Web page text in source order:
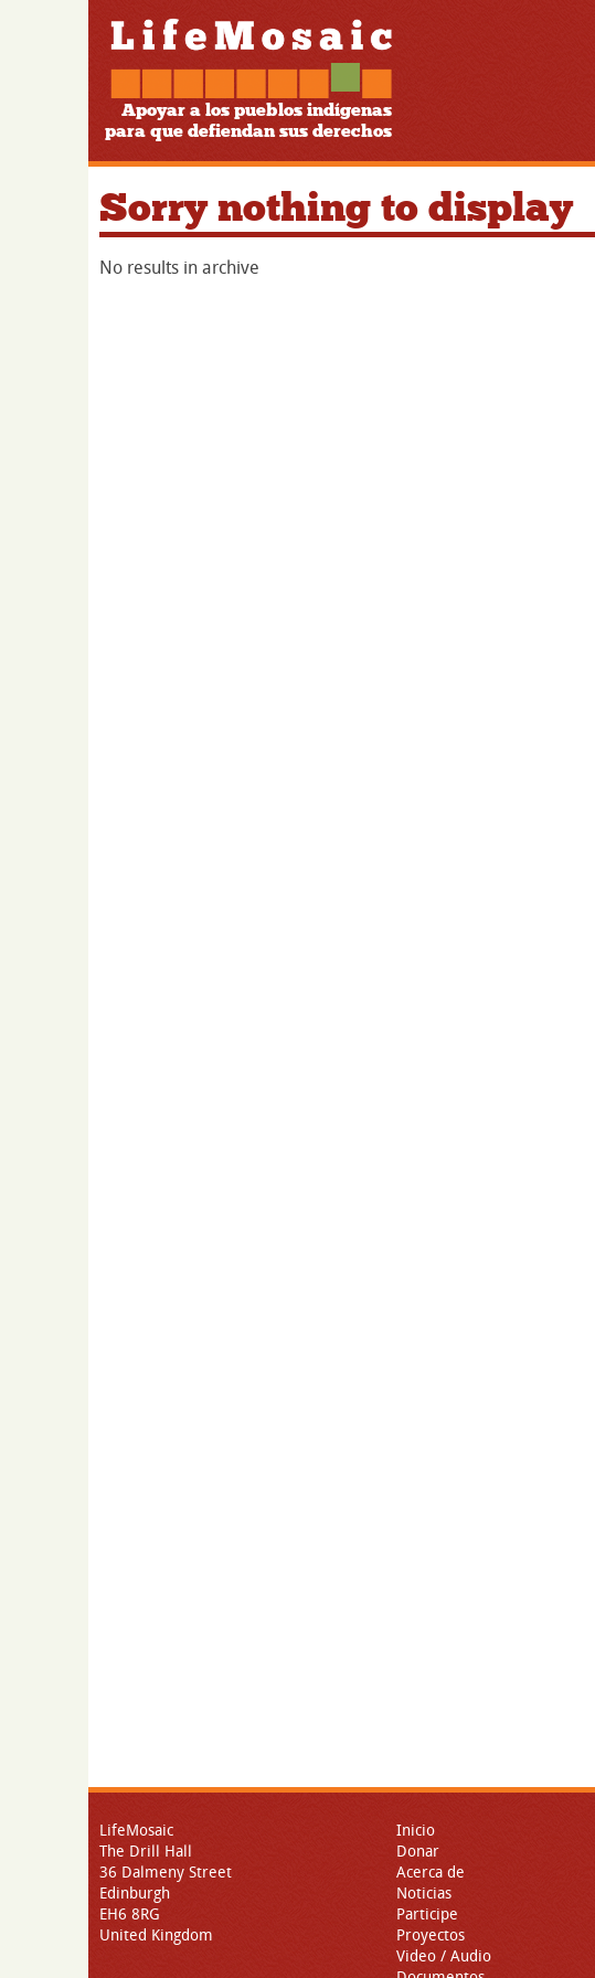
Apoyar a los pueblos indígenas
para que defiendan sus derechos
Sorry nothing to display
No results in archive
LifeMosaic
The Drill Hall
36 Dalmeny Street
Edinburgh
EH6 8RG
United Kingdom
Inicio
Donar
Acerca de
Noticias
Participe
Proyectos
Video / Audio